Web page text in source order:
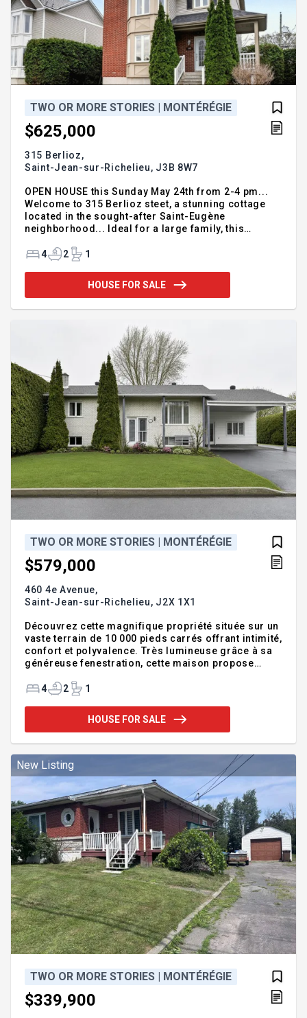
TWO OR MORE STORIES | MONTÉRÉGIE
$625,000
315 Berlioz,
Saint-Jean-sur-Richelieu, J3B 8W7
OPEN HOUSE this Sunday May 24th from 2-4 pm...
Welcome to 315 Berlioz steet, a stunning cottage
located in the sought-after Saint-Eugène
neighborhood... Ideal for a large family, this
features: 4 bedrooms (3 upstairs and 1 in the
spacious family room, and a large living room...
Outside, you'll enjoy a large, private yard bordered
- Schools, cegep - Military b
4 2 1
HOUSE FOR SALE
TWO OR MORE STORIES | MONTÉRÉGIE
$579,000
460 4e Avenue,
Saint-Jean-sur-Richelieu, J2X 1X1
Découvrez cette magnifique propriété située sur un
vaste terrain de 10 000 pieds carrés offrant intimité,
confort et polyvalence. Très lumineuse grâce à sa
généreuse fenestration, cette maison propose
famille ou pour recevoir confortablement. Le
un espace idéal pour le télétravail, une entreprise à
domicile ou un bureau privé. À l'extérieur, vous
toute tranquillité. Une propriété chaleureuse et bien
pensé
4 2 1
HOUSE FOR SALE
New Listing
TWO OR MORE STORIES | MONTÉRÉGIE
$339,900